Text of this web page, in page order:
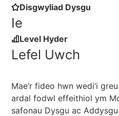
Disgwyliad Dysgu
Ie
Level Hyder
Lefel Uwch
Mae’r fideo hwn wedi’i
ardal fodwl effeithiol ym
safonau Dysgu ac Addysgu